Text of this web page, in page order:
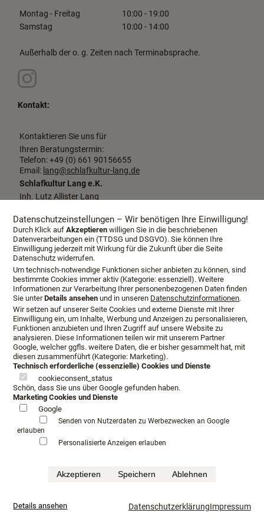
Montag - Freitag
10:00 - 19:00
Samstag
10:00 - 14:00
Außerhalb der o. g. Zeiten nach Terminabsprache.
Kontakt:
Kontaktieren Sie uns für
Ihren Beratungstermin:
Telefon: +49 (0) 661 90156655
Email: lang@schlafkultur-lang.de
Schlafkultur Lang e.K.
Inh. Lutz Allister Lang
36037 Fulda
Öffnungszeiten Anfahrt
Beratungstermin
Serviceangebot
Infopaket
mehr...
Häufig gesucht: Boxspringbetten Testen Luxushotel schlafen
Datenschutzeinstellungen – Wir benötigen Ihre Einwilligung!
Durch Klick aufAkzeptieren willigen Sie in die beschriebenen
Datenverarbeitungen ein (TTDSG und DSGVO). Sie können Ihre
Einwilligung jederzeit mit Wirkung für die Zukunft über die Seite
Datenschutz widerrufen.
Um technisch-notwendige Funktionen sicher anbieten zu können, sind
bestimmte Cookies immer aktiv (Kategorie: essenziell). Weitere
Informationen zur Verarbeitung Ihrer personenbezogenen Daten finden
Sie unterDetails ansehen und in unseren Datenschutzinformationen.
Wir setzen auf unserer Seite Cookies und externe Dienste mit Ihrer
Einwilligung ein, um Inhalte, Werbung und Anzeigen zu personalisieren,
Funktionen anzubieten und Ihren Zugriff auf unsere Website zu
analysieren. Diese Informationen teilen wir mit unserem Partner
Google, welcher ggfls. weitere Daten, die er bisher gesammelt hat, mit
diesen zusammenführt (Kategorie: Marketing).
Technisch erforderliche (essenzielle) Cookies und Dienste
cookieconsent_status
Schön, dass Sie uns über Google gefunden haben.
Marketing Cookies und Dienste
Google
Senden von Nutzerdaten zu Werbezwecken an Google
erlauben
Personalisierte Anzeigen erlauben
Akzeptieren Speichern Ablehnen
Details ansehen DatenschutzerklärungImpressum